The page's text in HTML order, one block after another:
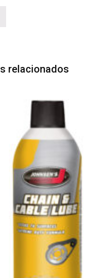
relacionados